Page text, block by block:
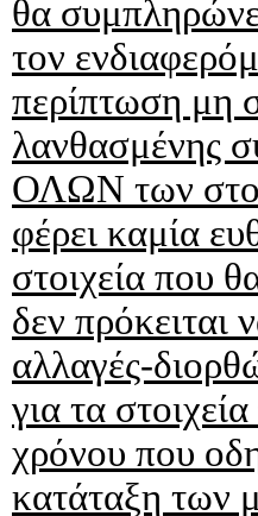
θα
τον
περίπτωση μη
λανθασμένης
ΟΛΩΝ των
φέρει καμία
στοιχεία που
δεν πρόκειται
αλλαγές-
για τα
χρόνου που
κατάταξη των